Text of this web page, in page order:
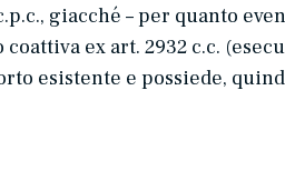
giacché – per quanto
ex art. 2932 c.c.
esistente e possiede,